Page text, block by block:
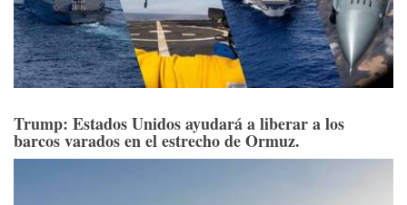
Trump: Estados Unidos ayudará a liberar a los
barcos varados en el estrecho de Ormuz.